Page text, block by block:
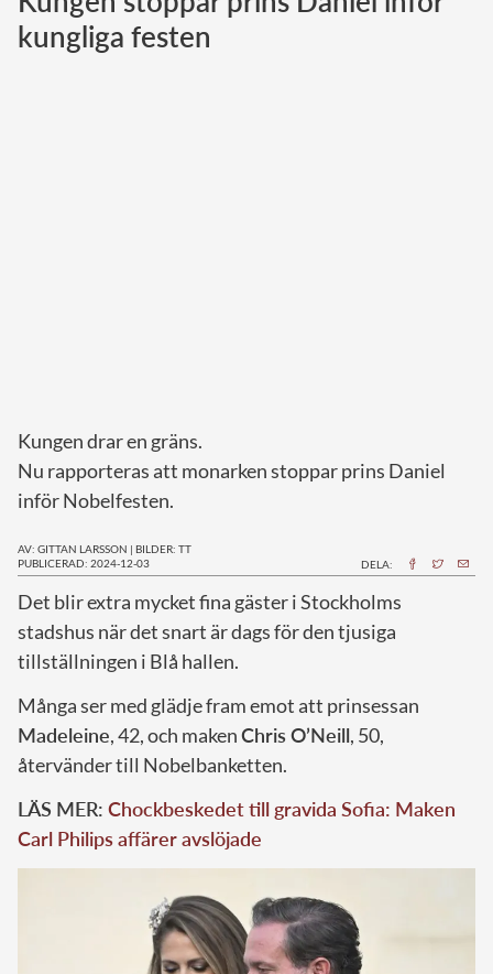
Norska kungahuset
kungliga festen
Kungen drar en gräns.
Nu rapporteras att monarken stoppar prins Daniel
inför Nobelfesten.
AV: GITTAN LARSSON | BILDER: TT
PUBLICERAD: 2024-12-03
DELA:
Det blir extra mycket fina gäster i Stockholms
stadshus när det snart är dags för den tjusiga
tillställningen i Blå hallen.
Många ser med glädje fram emot att prinsessan
Madeleine, 42, och makenChris O’Neill, 50,
återvänder till Nobelbanketten.
LÄS MER: Chockbeskedet till gravida Sofia: Maken
Carl Philips affärer avslöjade